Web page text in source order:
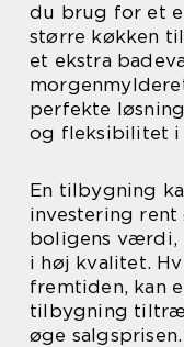
du brug for et
større køkken
et ekstra
perfekte
og fleksibilitet i
En tilbygning
investering rent
boligens værdi,
i høj kvalitet.
fremtiden, kan
tilbygning
øge